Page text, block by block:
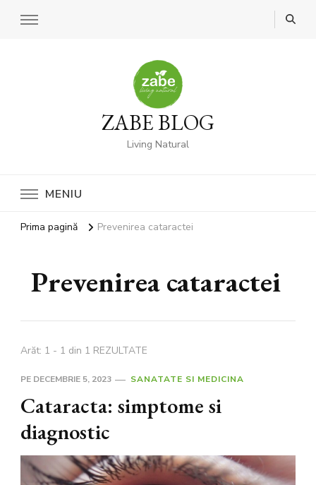
ZABE BLOG
Living Natural
MENIU
Prima pagină Prevenirea cataractei
Prevenirea cataractei
Arăt: 1 - 1 din 1 REZULTATE
PE DECEMBRIE 5, 2023 SANATATE SI MEDICINA
Cataracta: simptome si
diagnostic